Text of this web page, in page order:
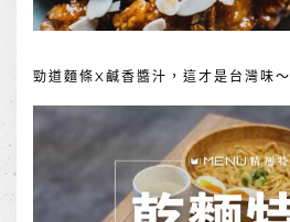
勁道麵條X鹹香醬汁，這才是台灣味～